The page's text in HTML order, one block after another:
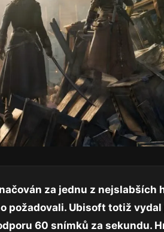
za jednu z nejslabších
požadovali. Ubisoft totiž
60 snímků za sekundu.